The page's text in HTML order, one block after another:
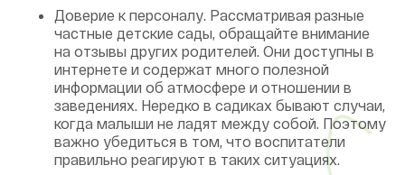
Доверие к персоналу. Рассматривая разные
частные детские сады, обращайте внимание
на отзывы других родителей. Они доступны в
интернете и содержат много полезной
информации об атмосфере и отношении в
заведениях. Нередко в садиках бывают случаи,
когда малыши не ладят между собой. Поэтому
важно убедиться в том, что воспитатели
правильно реагируют в таких ситуациях.